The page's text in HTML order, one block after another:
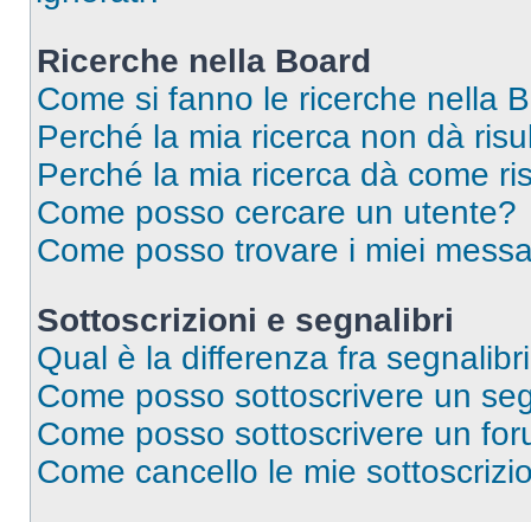
Ricerche nella Board
Come si fanno le ricerche nella
Perché la mia ricerca non dà
Perché la mia ricerca dà come
Come posso cercare un utente?
Come posso trovare i miei
Sottoscrizioni e segnalibri
Qual è la differenza fra
Come posso sottoscrivere un
Come posso sottoscrivere un
Come cancello le mie